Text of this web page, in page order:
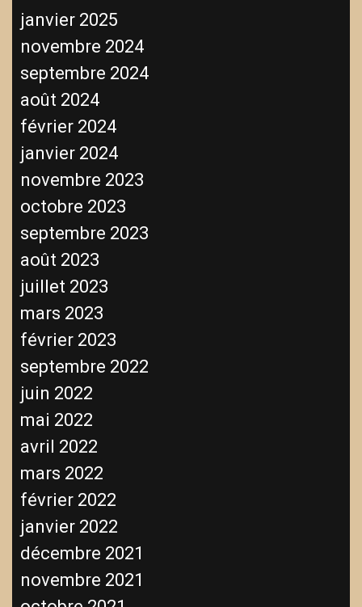
janvier 2025
novembre 2024
septembre 2024
août 2024
février 2024
janvier 2024
novembre 2023
octobre 2023
septembre 2023
août 2023
juillet 2023
mars 2023
février 2023
septembre 2022
juin 2022
mai 2022
avril 2022
mars 2022
février 2022
janvier 2022
décembre 2021
novembre 2021